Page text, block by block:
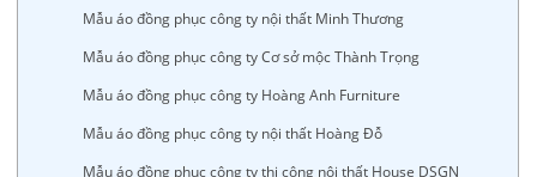
Mẫu áo đồng phục công ty nội thất Minh Thương
Mẫu áo đồng phục công ty Cơ sở mộc Thành Trọng
Mẫu áo đồng phục công ty Hoàng Anh Furniture
Mẫu áo đồng phục công ty nội thất Hoàng Đỗ
Mẫu áo đồng phục công ty thi công nội thất House DSGN